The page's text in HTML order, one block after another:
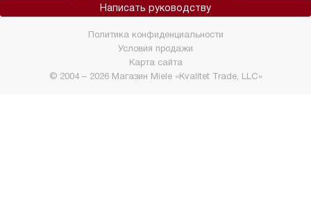
Написать руководству
© 2004 – 2026 Магазин Miele «Kvalitet Trade, LLC»
Политика конфиденциальности
Условия продажи
Карта сайта